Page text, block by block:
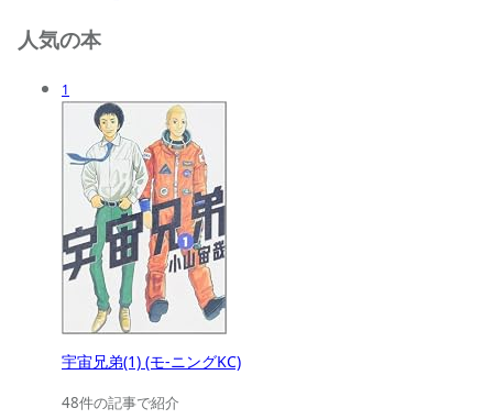
人気の本
1
宇宙兄弟(1) (モ-ニングKC)
48件の記事で紹介